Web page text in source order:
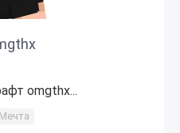
omgthx...
Мечта